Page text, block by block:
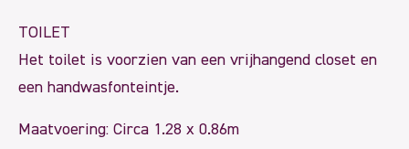
TOILET
Het toilet is voorzien van een vrijhangend closet en
een handwasfonteintje.
Maatvoering: Circa 1.28 x 0.86m